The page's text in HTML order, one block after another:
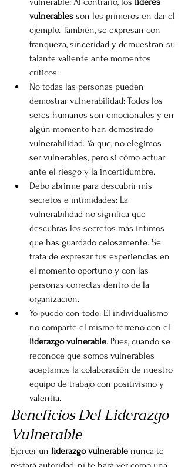
vulnerables son los primeros en dar el
ejemplo. También, se expresan con
franqueza, sinceridad y demuestran su
talante valiente ante momentos
críticos.
No todas las personas pueden
demostrar vulnerabilidad: Todos los
seres humanos son emocionales y en
algún momento han demostrado
vulnerabilidad. Ya que, no elegimos
ser vulnerables, pero si cómo actuar
ante el riesgo y la incertidumbre.
Debo abrirme para descubrir mis
secretos e intimidades: La
vulnerabilidad no significa que
descubras los secretos más íntimos
que has guardado celosamente. Se
trata de expresar tus experiencias en
el momento oportuno y con las
personas correctas dentro de la
organización.
Yo puedo con todo: El individualismo
no comparte el mismo terreno con el
liderazgo vulnerable. Pues, cuando se
reconoce que somos vulnerables
aceptamos la colaboración de nuestro
equipo de trabajo con positivismo y
valentía.
Beneficios Del Liderazgo
Vulnerable
Ejercer un liderazgo vulnerable nunca te